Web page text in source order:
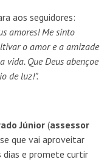
aos seguidores:
amores! Me sinto
o amor e a amizade
vida. Que Deus abençoe
de luz!”.
Júnior(assessor
que vai aproveitar
e promete curtir